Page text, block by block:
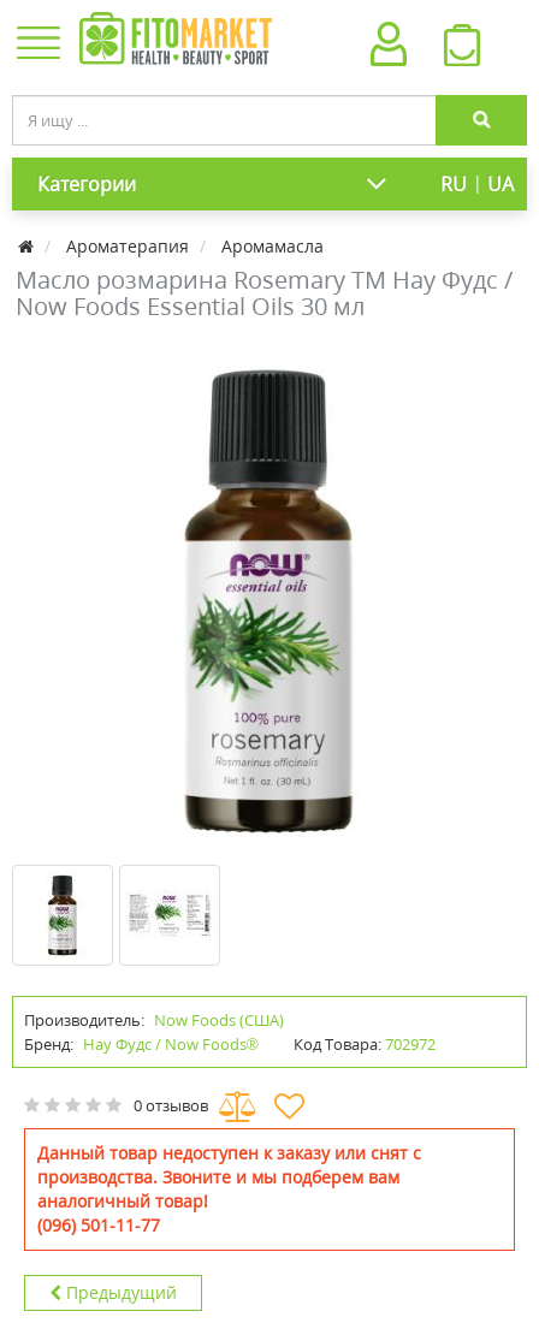
Категории RU | UA
Ароматерапия Аромамасла
Масло розмарина Rosemary ТМ Нау Фудс /
Now Foods Essential Oils 30 мл
Производитель: Now Foods (США)
Бренд: Нау Фудс / Now Foods® Код Товара:702972
0 отзывов
Данный товар недоступен к заказу или снят с
производства. Звоните и мы подберем вам
аналогичный товар!
(096) 501-11-77
Предыдущий